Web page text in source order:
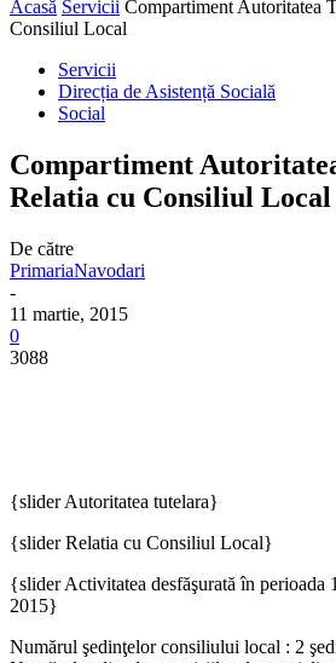
Acasă Servicii Compartiment Autoritatea
Consiliul Local
Servicii
Direcția de Asistență Socială
Social
Compartiment
Relatia cu Consiliul Local
De către
PrimariaNavodari
-
11 martie, 2015
0
3088
{slider Autoritatea tutelara}
{slider Relatia cu Consiliul Local}
{slider Activitatea desfăşurată în perioada
2015}
Numărul şedinţelor consiliului local : 2